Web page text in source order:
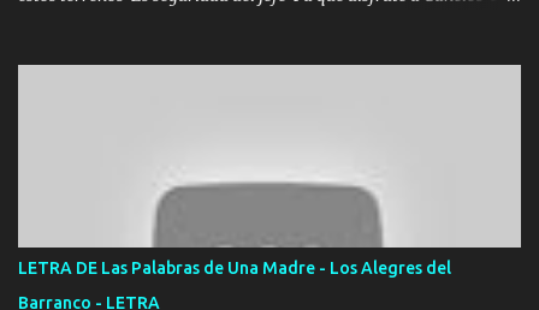
ahí está el Hombre Cuarenta y también Pariente 7 arreglan
cualquier problema no más es cuestión que ordené NOS HACE
FALTA UN HERMANO DE CLAVE ERA EL 24 SIEMPRE FUE UN
HOMBRE VALIENTE POR ALGO M'URIÓ PELEAND0 SIEMPRE
LETRA DE Las Palabras de Una Madre - Los Alegres del
Barranco - LETRA